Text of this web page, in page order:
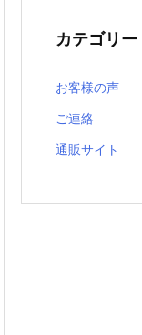
カテゴリー
お客様の声
ご連絡
通販サイト